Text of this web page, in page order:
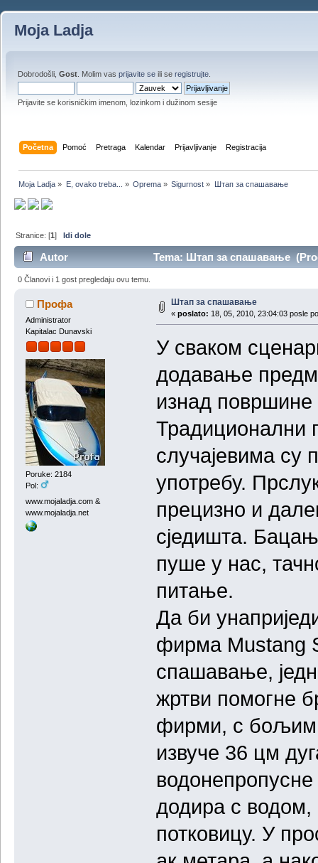
Moja Ladja
Dobrodošli, Gost . Molim vas prijavite se ili se registrujte
Prijavite se korisničkim imenom, lozinkom i dužinom sesije
Početna Pomoć Pretraga Kalendar Prijavljivanje Registracija
Moja Ladja » E, ovako treba... » Oprema» Sigurnost » Штап за спашавање
Stranice: [1]Idi dole
Autor Tema: Штап за спашавање
0 Članovi i 1 gost pregledaju ovu temu.
Профа
Administrator
Kapitalac Dunavski
Poruke: 2184
Pol:
www.mojaladja.com &
www.mojaladja.net
Штап за спашавање
« poslato: 18, 05, 2010, 23:04:03 posle
У сваком
додавање
изнад површине
Традиционални
случајевима су
употребу.
прецизно и
сједишта.
пуше у нас,
питање.
Да би
фирма Mustang
спашавање,
жртви помогне
фирми, с бољим
извуче 36 цм
додира с водом,
потковицу. У